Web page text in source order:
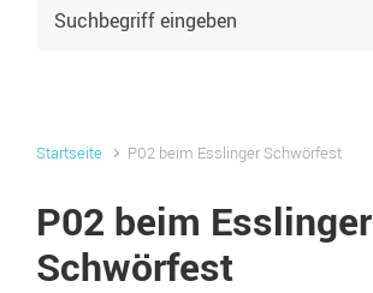
Startseite P02 beim Esslinger Schwörfest
P02 beim Esslinger
Schwörfest